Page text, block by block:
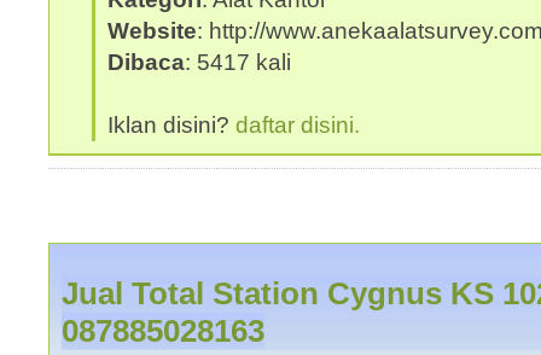
Website: http://
Dibaca: 5417 kali
Iklan disini? daftar disini.
Jual Total Station Cygnus KS
087885028163